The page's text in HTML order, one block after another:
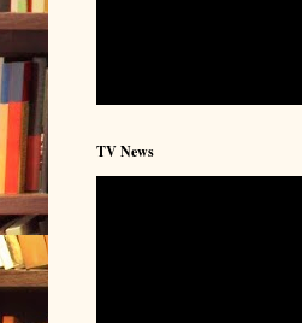
TV News